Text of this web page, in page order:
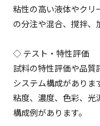
粘性の高い液体やクリ
の分注や混合、撹拌、
◇ テスト・特性評価
試料の特性評価や品質
システム構成がありま
粘度、濃度、色彩、光
構成例があります。